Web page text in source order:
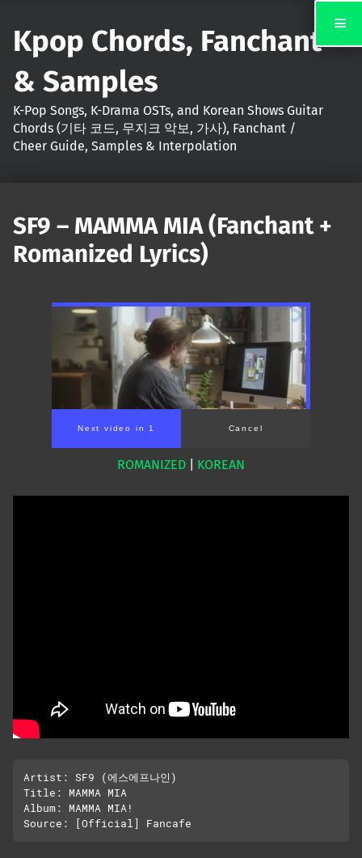
Kpop Chords, Fanchant
& Samples
K-Pop Songs, K-Drama OSTs, and Korean Shows Guitar
Chords (기타 코드, 무지크 악보, 가사), Fanchant /
Cheer Guide, Samples & Interpolation
SF9 – MAMMA MIA (Fanchant +
Romanized Lyrics)
Next video in 1 Cancel
ROMANIZED KOREAN
Artist: SF9 (에스에프나인)
Title: MAMMA MIA
Album: MAMMA MIA!